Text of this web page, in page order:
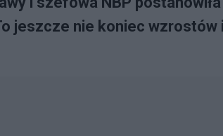
jeszcze nie koniec wzrostów